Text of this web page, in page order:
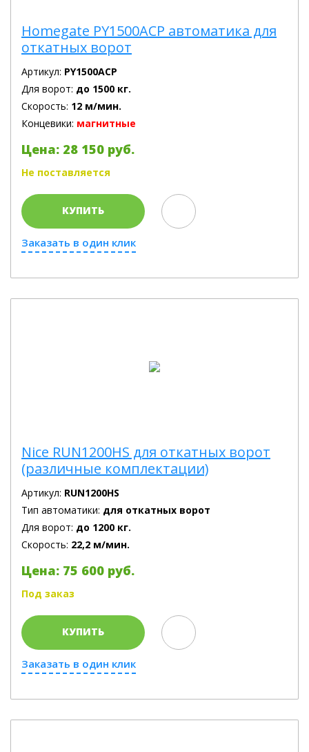
Homegate PY1500ACP автоматика для
откатных ворот
Артикул: PY1500ACP
Для ворот: до 1500 кг.
Скорость: 12 м/мин.
Концевики: магнитные
Цена: 28 150 руб.
Не поставляется
КУПИТЬ
Заказать в один клик
Nice RUN1200HS для откатных ворот
(различные комплектации)
Артикул: RUN1200HS
Тип автоматики: для откатных ворот
Для ворот: до 1200 кг.
Скорость: 22,2 м/мин.
Цена: 75 600 руб.
Под заказ
КУПИТЬ
Заказать в один клик